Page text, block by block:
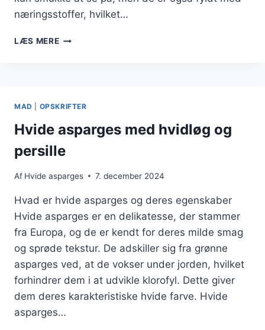
næringsstoffer, hvilket…
LÆS MEREHVIDE
MAD OPSKRIFTER
Hvide asparges med hvidløg og
persille
Af Hvide asparges 7. december 2024
Hvad er hvide asparges og deres egenskaber
Hvide asparges er en delikatesse, der stammer
fra Europa, og de er kendt for deres milde smag
og sprøde tekstur. De adskiller sig fra grønne
asparges ved, at de vokser under jorden, hvilket
forhindrer dem i at udvikle klorofyl. Dette giver
dem deres karakteristiske hvide farve. Hvide
asparges…